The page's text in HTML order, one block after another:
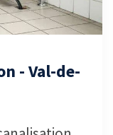
eau